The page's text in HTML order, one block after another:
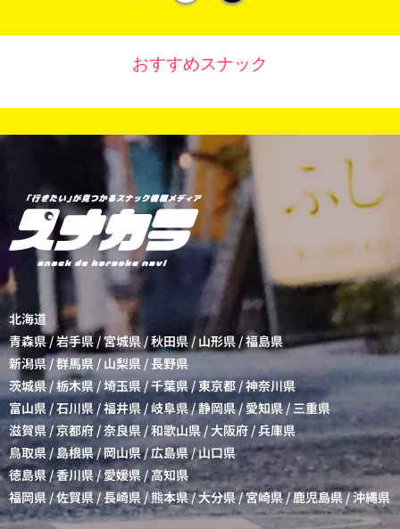
おすすめスナック
北海道
青森県/岩手県/宮城県/秋田県 / 山形県/福島県
新潟県/群馬県 / 山梨県 /長野県
茨城県 /栃木県/埼玉県/千葉県/東京都 /神奈川県
富山県 /石川県 /福井県/岐阜県/静岡県/愛知県/三重県
滋賀県/京都府/奈良県 /和歌山県/大阪府 /兵庫県
鳥取県 / 島根県/岡山県/広島県/山口県
徳島県/香川県/愛媛県 /高知県
福岡県 /佐賀県 /長崎県/熊本県/大分県/宮崎県/鹿児島県/沖縄県